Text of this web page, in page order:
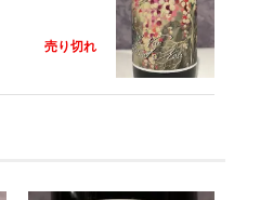
売り切れ